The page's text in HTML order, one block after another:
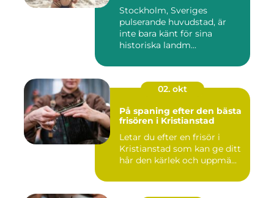
Stockholm, Sveriges
pulserande huvudstad, är
inte bara känt för sina
historiska landm...
02. okt
På spaning efter den bästa
frisören i Kristianstad
Letar du efter en frisör i
Kristianstad som kan ge ditt
hår den kärlek och uppmä...